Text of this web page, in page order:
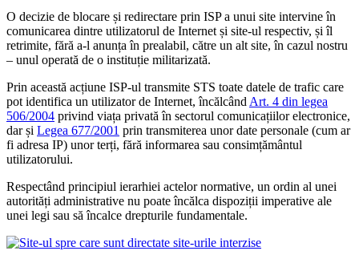
O decizie de blocare și redirectare prin ISP a unui site intervine în
comunicarea dintre utilizatorul de Internet și site-ul respectiv, și îl
retrimite, fără a-l anunța în prealabil, către un alt site, în cazul nostru
– unul operată de o instituție militarizată.
Prin această acțiune ISP-ul transmite STS toate datele de trafic care
pot identifica un utilizator de Internet, încălcând Art. 4 din legea
506/2004 privind viața privată în sectorul comunicațiilor electronice,
dar și Legea 677/2001 prin transmiterea unor date personale (cum ar
fi adresa IP) unor terți, fără informarea sau consimțământul
utilizatorului.
Respectând principiul ierarhiei actelor normative, un ordin al unei
autorități administrative nu poate încălca dispoziții imperative ale
unei legi sau să încalce drepturile fundamentale.